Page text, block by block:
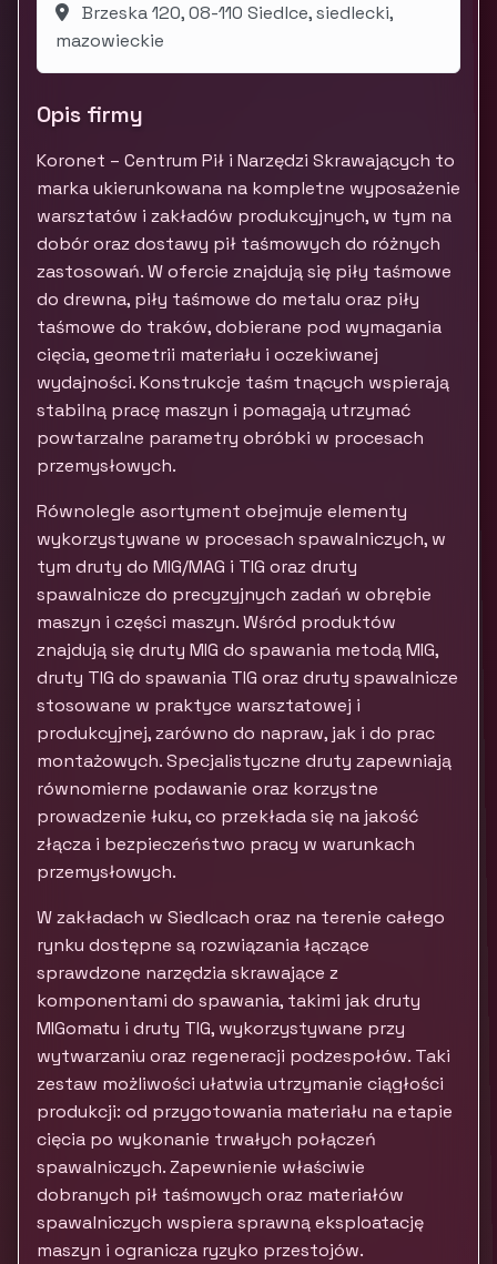
Brzeska 120, 08-110 Siedlce, siedlecki,
mazowieckie
Opis firmy
Koronet – Centrum Pił i Narzędzi Skrawających to
marka ukierunkowana na kompletne wyposażenie
warsztatów i zakładów produkcyjnych, w tym na
dobór oraz dostawy pił taśmowych do różnych
zastosowań. W ofercie znajdują się piły taśmowe
do drewna, piły taśmowe do metalu oraz piły
taśmowe do traków, dobierane pod wymagania
cięcia, geometrii materiału i oczekiwanej
wydajności. Konstrukcje taśm tnących wspierają
stabilną pracę maszyn i pomagają utrzymać
powtarzalne parametry obróbki w procesach
przemysłowych.
Równolegle asortyment obejmuje elementy
wykorzystywane w procesach spawalniczych, w
tym druty do MIG/MAG i TIG oraz druty
spawalnicze do precyzyjnych zadań w obrębie
maszyn i części maszyn. Wśród produktów
znajdują się druty MIG do spawania metodą MIG,
druty TIG do spawania TIG oraz druty spawalnicze
stosowane w praktyce warsztatowej i
produkcyjnej, zarówno do napraw, jak i do prac
montażowych. Specjalistyczne druty zapewniają
równomierne podawanie oraz korzystne
prowadzenie łuku, co przekłada się na jakość
złącza i bezpieczeństwo pracy w warunkach
przemysłowych.
W zakładach w Siedlcach oraz na terenie całego
rynku dostępne są rozwiązania łączące
sprawdzone narzędzia skrawające z
komponentami do spawania, takimi jak druty
MIGomatu i druty TIG, wykorzystywane przy
wytwarzaniu oraz regeneracji podzespołów. Taki
zestaw możliwości ułatwia utrzymanie ciągłości
produkcji: od przygotowania materiału na etapie
cięcia po wykonanie trwałych połączeń
spawalniczych. Zapewnienie właściwie
dobranych pił taśmowych oraz materiałów
spawalniczych wspiera sprawną eksploatację
maszyn i ogranicza ryzyko przestojów.